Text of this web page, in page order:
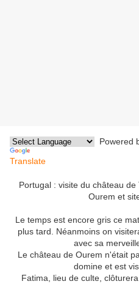
Powered
Translate
Portugal : visite du château
Ourem et
Le temps est encore gris ce
plus tard. Néanmoins on
avec sa
Le château de Ourem n'était
domine et est
Fatima, lieu de culte,